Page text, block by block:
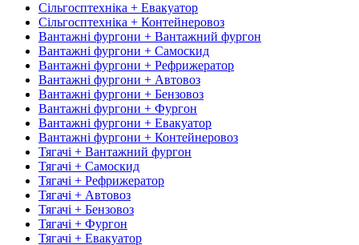
Сільгосптехніка + Евакуатор
Сільгосптехніка + Контейнеровоз
Вантажні фургони + Вантажний фургон
Вантажні фургони + Самоскид
Вантажні фургони + Рефрижератор
Вантажні фургони + Автовоз
Вантажні фургони + Бензовоз
Вантажні фургони + Фургон
Вантажні фургони + Евакуатор
Вантажні фургони + Контейнеровоз
Тягачі + Вантажний фургон
Тягачі + Самоскид
Тягачі + Рефрижератор
Тягачі + Автовоз
Тягачі + Бензовоз
Тягачі + Фургон
Тягачі + Евакуатор